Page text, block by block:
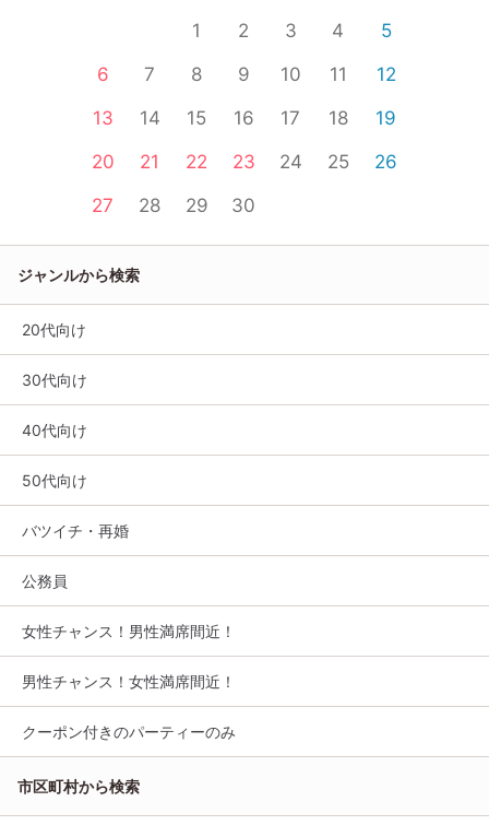
1 2 3 4
5
6
7 8 9 10 11
12
13
14 15 16 17 18
19
20
21 22 23 24 25
26
27
28 29 30
ジャンルから検索
20代向け
30代向け
40代向け
50代向け
バツイチ・再婚
公務員
女性チャンス！男性満席間近！
男性チャンス！女性満席間近！
クーポン付きのパーティーのみ
市区町村から検索